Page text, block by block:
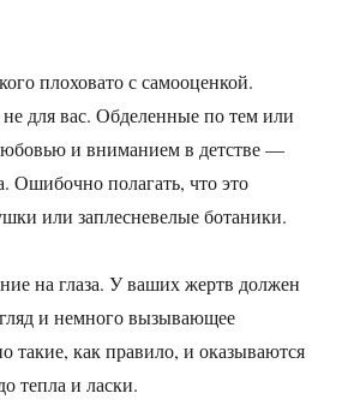
плоховато с самооценкой.
для вас. Обделенные по тем или
и вниманием в детстве —
Ошибочно полагать, что это
или заплесневелые ботаники.
на глаза. У ваших жертв должен
и немного вызывающее
такие, как правило, и оказываются
тепла и ласки.